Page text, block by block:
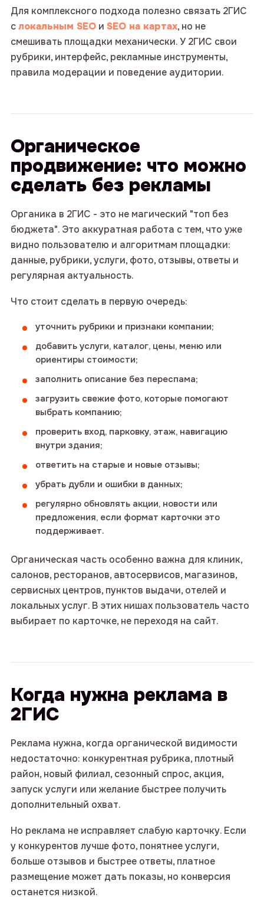
Для комплексного подхода полезно связать 2ГИС
слокальным SEO и SEO на картах, но не
смешивать площадки механически. У 2ГИС свои
рубрики, интерфейс, рекламные инструменты,
правила модерации и поведение аудитории.
Органическое
продвижение: что можно
сделать без рекламы
Органика в 2ГИС - это не магический "топ без
бюджета". Это аккуратная работа с тем, что уже
видно пользователю и алгоритмам площадки:
данные, рубрики, услуги, фото, отзывы, ответы и
регулярная актуальность.
Что стоит сделать в первую очередь:
уточнить рубрики и признаки компании;
добавить услуги, каталог, цены, меню или
ориентиры стоимости;
заполнить описание без переспама;
загрузить свежие фото, которые помогают
выбрать компанию;
проверить вход, парковку, этаж, навигацию
внутри здания;
ответить на старые и новые отзывы;
убрать дубли и ошибки в данных;
регулярно обновлять акции, новости или
предложения, если формат карточки это
поддерживает.
Органическая часть особенно важна для клиник,
салонов, ресторанов, автосервисов, магазинов,
сервисных центров, пунктов выдачи, отелей и
локальных услуг. В этих нишах пользователь часто
выбирает по карточке, не переходя на сайт.
Когда нужна реклама в
2ГИС
Реклама нужна, когда органической видимости
недостаточно: конкурентная рубрика, плотный
район, новый филиал, сезонный спрос, акция,
запуск услуги или желание быстрее получить
дополнительный охват.
Но реклама не исправляет слабую карточку. Если
у конкурентов лучше фото, понятнее услуги,
больше отзывов и быстрее ответы, платное
размещение может дать показы, но конверсия
останется низкой.